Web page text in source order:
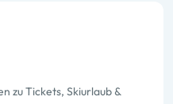
zu Tickets, Skiurlaub &